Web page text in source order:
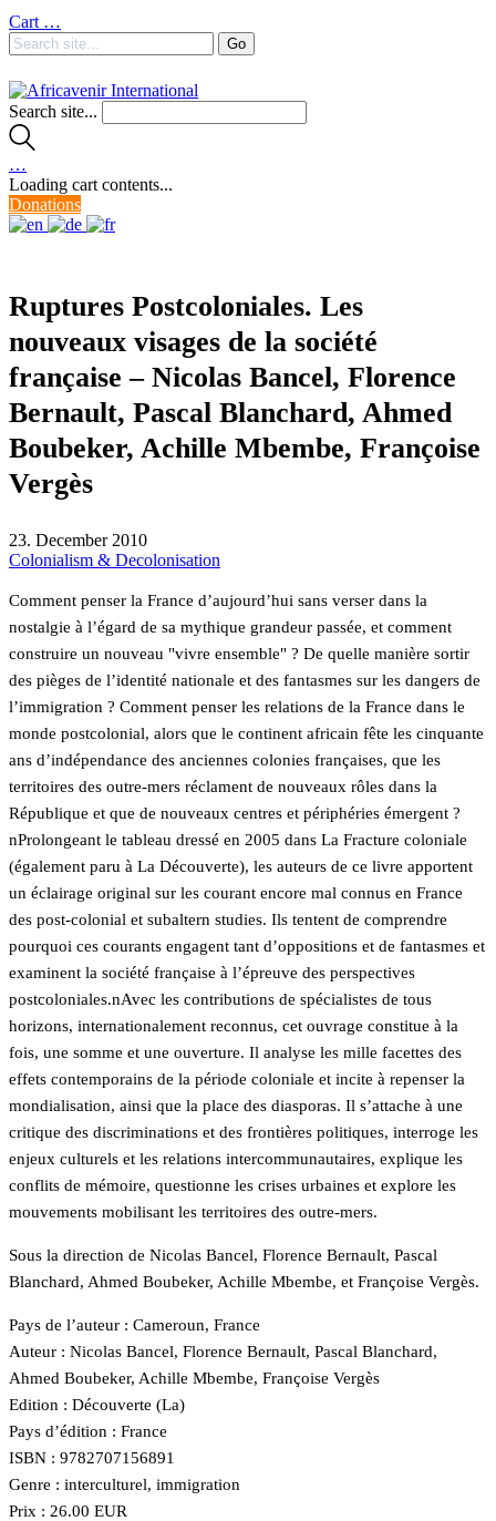
Cart …
Search site...
…
Loading cart contents...
Donations
Ruptures Postcoloniales. Les
nouveaux visages de la société
française – Nicolas Bancel, Florence
Bernault, Pascal Blanchard, Ahmed
Boubeker, Achille Mbembe, Françoise
Vergès
23. December 2010
Colonialism & Decolonisation
Comment penser la France d’aujourd’hui sans verser dans la
nostalgie à l’égard de sa mythique grandeur passée, et comment
construire un nouveau "vivre ensemble" ? De quelle manière sortir
des pièges de l’identité nationale et des fantasmes sur les dangers de
l’immigration ? Comment penser les relations de la France dans le
monde postcolonial, alors que le continent africain fête les cinquante
ans d’indépendance des anciennes colonies françaises, que les
territoires des outre-mers réclament de nouveaux rôles dans la
République et que de nouveaux centres et périphéries émergent ?
nProlongeant le tableau dressé en 2005 dans La Fracture coloniale
(également paru à La Découverte), les auteurs de ce livre apportent
un éclairage original sur les courant encore mal connus en France
des post-colonial et subaltern studies. Ils tentent de comprendre
pourquoi ces courants engagent tant d’oppositions et de fantasmes et
examinent la société française à l’épreuve des perspectives
postcoloniales.nAvec les contributions de spécialistes de tous
horizons, internationalement reconnus, cet ouvrage constitue à la
fois, une somme et une ouverture. Il analyse les mille facettes des
effets contemporains de la période coloniale et incite à repenser la
mondialisation, ainsi que la place des diasporas. Il s’attache à une
critique des discriminations et des frontières politiques, interroge les
enjeux culturels et les relations intercommunautaires, explique les
conflits de mémoire, questionne les crises urbaines et explore les
mouvements mobilisant les territoires des outre-mers.
Sous la direction de Nicolas Bancel, Florence Bernault, Pascal
Blanchard, Ahmed Boubeker, Achille Mbembe, et Françoise Vergès.
Pays de l’auteur : Cameroun, France
Auteur : Nicolas Bancel, Florence Bernault, Pascal Blanchard,
Ahmed Boubeker, Achille Mbembe, Françoise Vergès
Edition : Découverte (La)
Pays d’édition : France
ISBN : 9782707156891
Genre : interculturel, immigration
Prix : 26.00 EUR